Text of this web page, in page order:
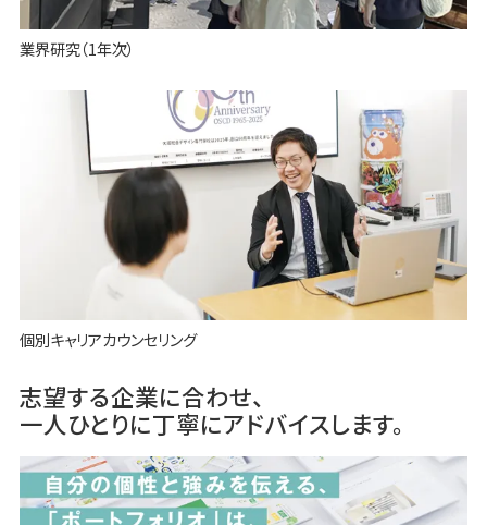
業界研究（1年次）
個別キャリアカウンセリング
志望する企業に合わせ、
一人ひとりに丁寧にアドバイスします。